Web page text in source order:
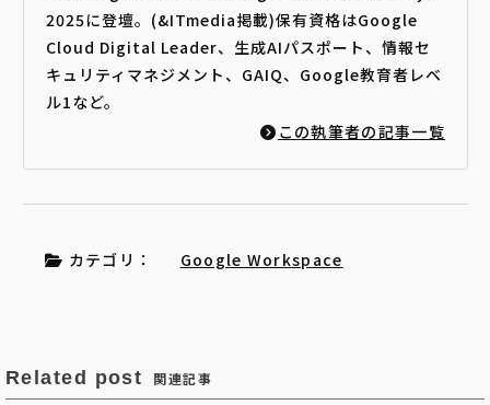
2025に登壇。(&ITmedia掲載)保有資格はGoogle
Cloud Digital Leader、生成AIパスポート、情報セ
キュリティマネジメント、GAIQ、Google教育者レベ
ル1など。
この執筆者の記事一覧
カテゴリ： Google Workspace
Related post 関連記事